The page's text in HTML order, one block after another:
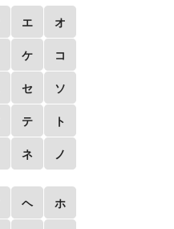
エ オ
ケ コ
セ ソ
テ ト
ネ ノ
ヘ ホ